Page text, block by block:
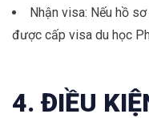
Nhận visa: Nếu hồ
được cấp visa du học
4. ĐIỀU